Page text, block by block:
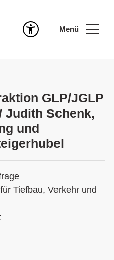
Menü
GLP/JGLP
Judith Schenk,
und
Tiefbau, Verkehr und